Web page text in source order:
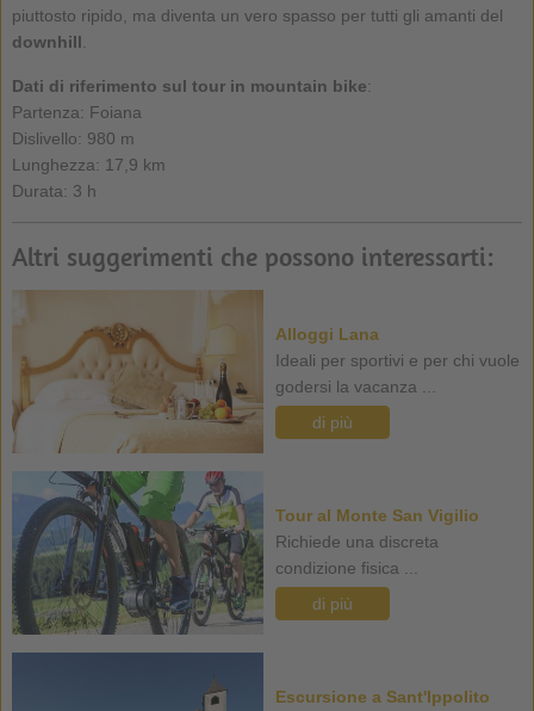
piuttosto ripido, ma diventa un vero spasso per tutti gli amanti del
downhill
Dati di riferimento sul tour in mountain bike:
Partenza: Foiana
Dislivello: 980 m
Lunghezza: 17,9 km
Durata: 3 h
Altri suggerimenti che possono interessarti:
Alloggi Lana
Ideali per sportivi e per chi vuole
godersi la vacanza ...
di più
Tour al Monte San Vigilio
Richiede una discreta
condizione fisica ...
di più
Escursione a Sant'Ippolito